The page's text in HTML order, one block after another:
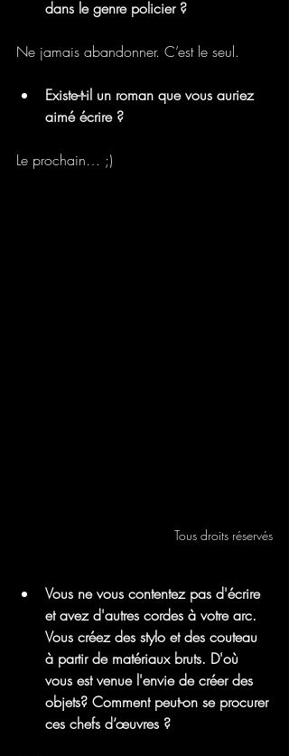
dans le genre policier ?
Ne jamais abandonner. C’est le seul.
Existe-t-il un roman que vous auriez
aimé écrire ?
Le prochain… ;)
Tous droits réservés
Vous ne vous contentez pas d'écrire
et avez d'autres cordes à votre arc.
Vous créez des stylo et des couteau
à partir de matériaux bruts. D'où
vous est venue l'envie de créer des
objets? Comment peut-on se procurer
ces chefs d’œuvres ?